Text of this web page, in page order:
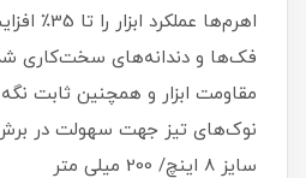
اهرم‌ها
فک‌ها و دندانه‌های سخت‌کاری
مقاومت ابزار و همچنین ثابت
نوک‌های تیز جهت سهولت در
سایز 8 اینچ/ 200 میلی متر